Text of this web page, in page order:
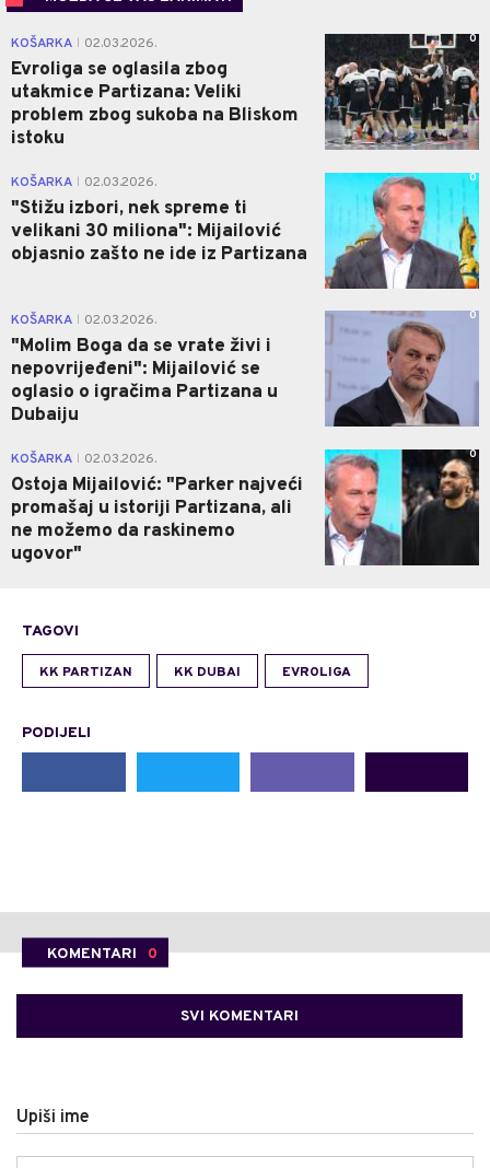
KOŠARKA 02.03.2026.
Evroliga se oglasila zbog
utakmice Partizana: Veliki
problem zbog sukoba na Bliskom
istoku
0
KOŠARKA 02.03.2026.
"Stižu izbori, nek spreme ti
velikani 30 miliona": Mijailović
objasnio zašto ne ide iz Partizana
0
KOŠARKA 02.03.2026.
"Molim Boga da se vrate živi i
nepovrijeđeni": Mijailović se
oglasio o igračima Partizana u
Dubaiju
0
KOŠARKA 02.03.2026.
Ostoja Mijailović: "Parker najveći
promašaj u istoriji Partizana, ali
ne možemo da raskinemo
ugovor"
0
TAGOVI
KK PARTIZAN KK DUBAI EVROLIGA
PODIJELI
KOMENTARI 0
SVI KOMENTARI
Upiši ime